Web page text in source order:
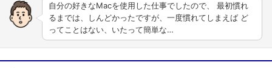
自分の好きなMacを使用した仕事でしたので、 最初慣れ
るまでは、しんどかったですが、一度慣れてしまえば ど
ってことはない、いたって簡単な…